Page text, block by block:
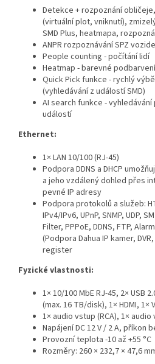
Detekce + rozpoznání
(virtuální plot, vniknutí),
SMD Plus, heatmapa,
ANPR rozpoznávání SPZ
People counting - počítání lidí
Heatmap - barevné
Quick Pick funkce - rychlý
(vyhledávání z událostí SMD)
AI search funkce -
událostí
Ethernet:
1× LAN 10/100 (RJ-45)
Podpora DDNS a DHCP
a jeho vzdálený dohled přes
pevné IP adresy
Podpora protokolů a služeb:
IPv4/IPv6, UPnP, SNMP, UDP,
Filter, PPPoE, DDNS, FTP,
(Podpora Dahua IP kamer,
register
Fyzické vlastnosti:
1× 10/100 MbE RJ-45, 2× USB
(max. 16 TB/disk), 1× HDMI, 1×
1× audio vstup (RCA), 1× audio
Napájení DC 12 V / 2 A, příkon
Provozní teplota -10 až +55 °C
Rozměry: 260 × 232,7 × 47,6